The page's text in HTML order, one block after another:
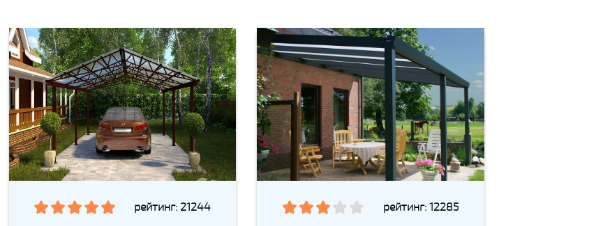
рейтинг: 21244 рейтинг: 12285